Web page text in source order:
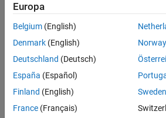
Europa
Belgium (English)
Denmark (English)
Deutschland (Deutsch)
España (Español)
Finland (English)
France (Français)
Norway
Sweden
Centro de confianza
Marcas
Política de privacidad
Antipiratería
Información de contacto
© 1994-2026 The MathWorks, Inc.